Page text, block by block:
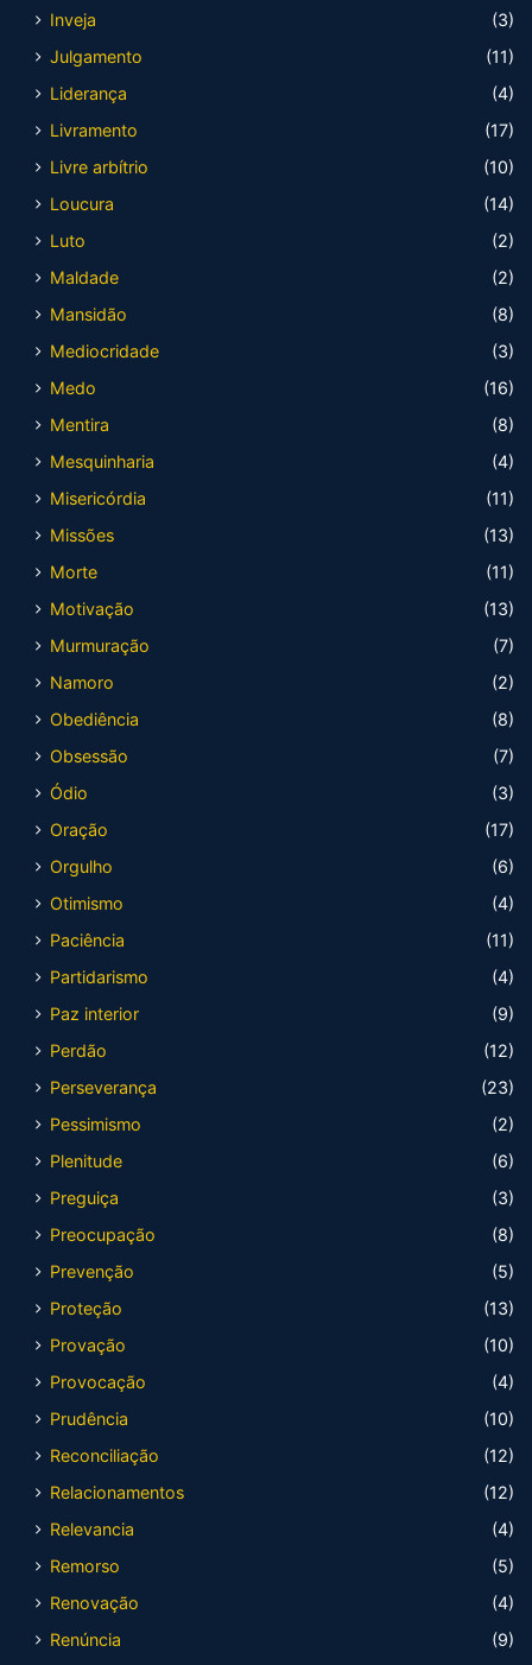
Inveja
(3)
Julgamento
(11)
Liderança
(4)
Livramento
(17)
Livre arbítrio
(10)
Loucura
(14)
Luto
(2)
Maldade
(2)
Mansidão
(8)
Mediocridade
(3)
Medo
(16)
Mentira
(8)
Mesquinharia
(4)
Misericórdia
(11)
Missões
(13)
Morte
(11)
Motivação
(13)
Murmuração
(7)
Namoro
(2)
Obediência
(8)
Obsessão
(7)
Ódio
(3)
Oração
(17)
Orgulho
(6)
Otimismo
(4)
Paciência
(11)
Partidarismo
(4)
Paz interior
(9)
Perdão
(12)
Perseverança
(23)
Pessimismo
(2)
Plenitude
(6)
Preguiça
(3)
Preocupação
(8)
Prevenção
(5)
Proteção
(13)
Provação
(10)
Provocação
(4)
Prudência
(10)
Reconciliação
(12)
Relacionamentos
(12)
Relevancia
(4)
Remorso
(5)
Renovação
(4)
Renúncia
(9)